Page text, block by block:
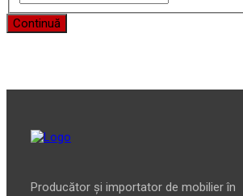
Continuă
Producător și importator de mobilier în